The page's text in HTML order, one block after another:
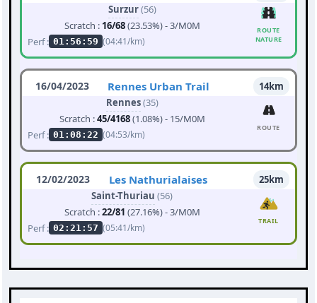
Surzur(56)
Scratch : 16/68(23.53%) - 3/M0M
Perf : 01:56:59 (04:41/km)
ROUTE
NATURE
16/04/2023 Rennes Urban Trail
14km
Rennes(35)
Scratch :45/4168(1.08%) - 15/M0M
Perf : 01:08:22 (04:53/km)
ROUTE
12/02/2023 Les Nathurialaises
25km
Saint-Thuriau (56)
Scratch :22/81 (27.16%) - 3/M0M
Perf : 02:21:57 (05:41/km)
TRAIL